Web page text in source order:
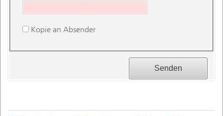
Kopie an Absender